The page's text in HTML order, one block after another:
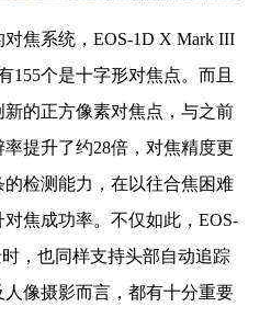
系统，EOS-1D X Mark III
155个是十字形对焦点。而且
的正方像素对焦点，与之前
提升了约28倍，对焦精度更
检测能力，在以往合焦困难
焦成功率。不仅如此，EOS-
，也同样支持头部自动追踪
像摄影而言，都有十分重要